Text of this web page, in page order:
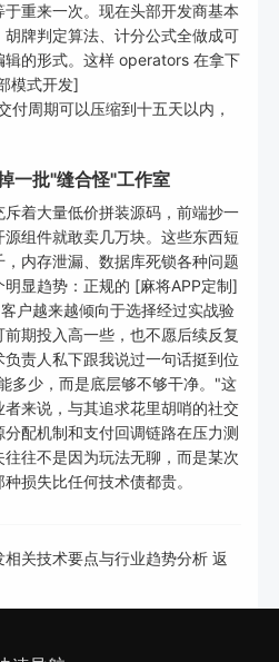
重来一次。现在头部开发商基本
牌判定算法、计分公式全做成可
辑的形式。这样 operators 在拿下
模式开发]
周期可以压缩到十五天以内，
一批"缝合怪"工作室
着大量低价拼装源码，前端抄一
组件就敢卖几万块。这些东西短
内存泄漏、数据库死锁各种问题
显趋势：正规的 [麻将APP定制]
户越来越倾向于选择经过实战验
期投入高一些，也不愿后续反复
责人私下跟我说过一句话挺到位
多少，而是底层够不够干净。"这
来说，与其追求花里胡哨的社交
配机制和支付回调链路在压力测
往不是因为玩法无聊，而是某次
损失比任何技术债都贵。
关技术要点与行业趋势分析 返